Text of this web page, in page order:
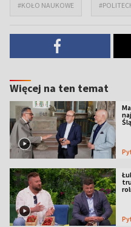
#KOŁO NAUKOWE
Więcej na ten temat